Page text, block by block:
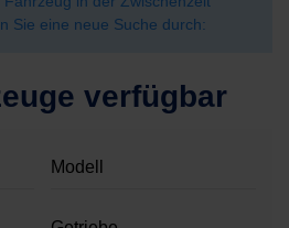
Sie eine neue Suche durch:
verfügbar